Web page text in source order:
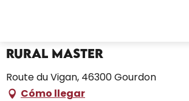
principal
RURAL MASTER
Route du Vigan, 46300 Gourdon
Cómo llegar